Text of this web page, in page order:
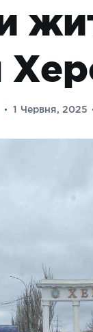
1 Червня, 2025